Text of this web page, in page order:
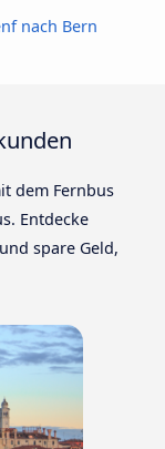
nach Bern
dem Fernbus
Entdecke
spare Geld,